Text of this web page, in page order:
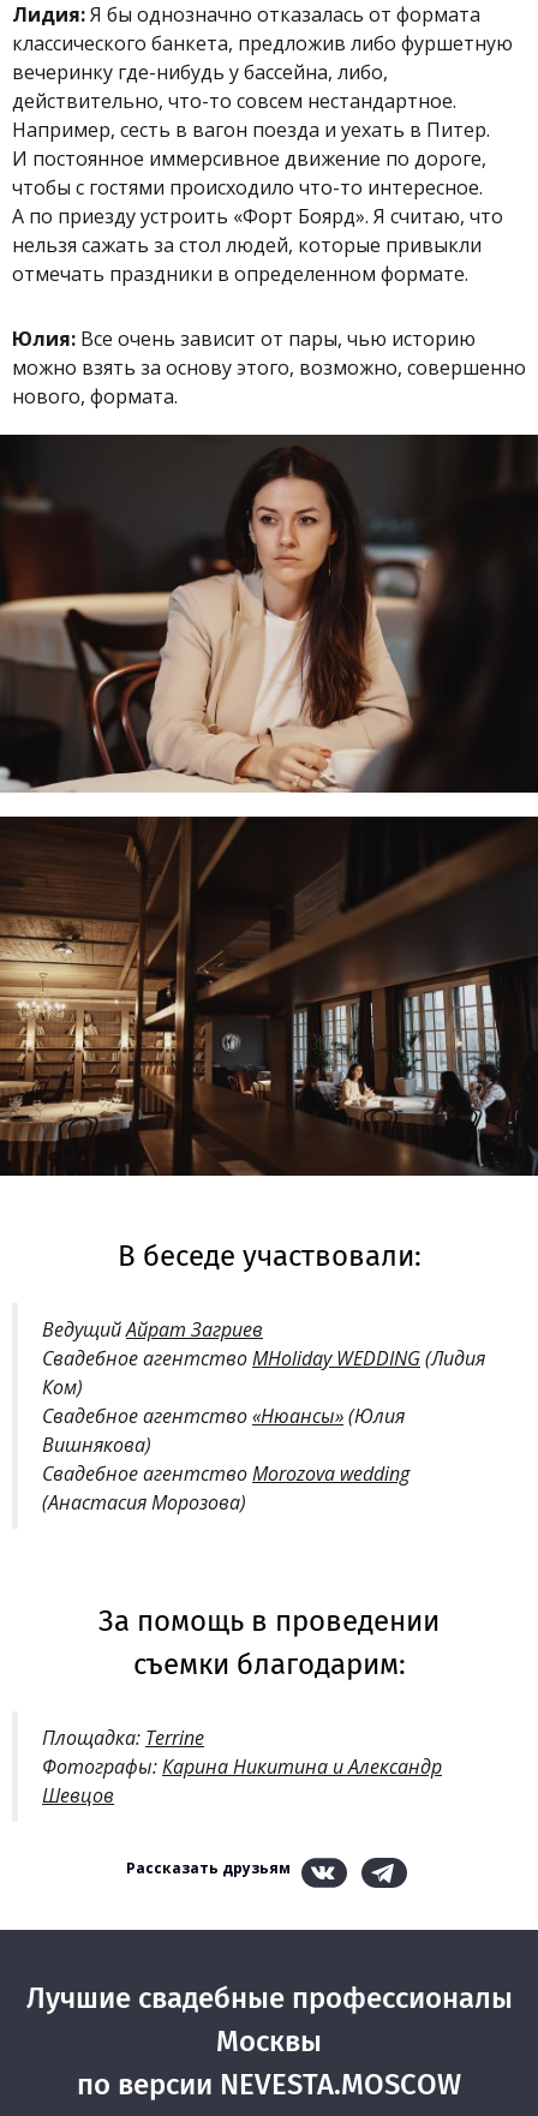
Лидия:Я бы однозначно отказалась от формата
классического банкета, предложив либо фуршетную
вечеринку где-нибудь у бассейна, либо,
действительно, что-то совсем нестандартное.
Например, сесть в вагон поезда и уехать в Питер.
И постоянное иммерсивное движение по дороге,
чтобы с гостями происходило что-то интересное.
А по приезду устроить «Форт Боярд». Я считаю, что
нельзя сажать за стол людей, которые привыкли
отмечать праздники в определенном формате.
Юлия: Все очень зависит от пары, чью историю
можно взять за основу этого, возможно, совершенно
нового, формата.
В беседе участвовали:
ВедущийАйрат Загриев
Свадебное агентствоMHoliday WEDDING(Лидия
Ком)
Свадебное агентство«Нюансы»(Юлия
Вишнякова)
Свадебное агентствоMorozova wedding
(Анастасия Морозова)
За помощь в проведении
съемки благодарим:
Площадка: Terrine
Фотографы:Карина Никитина и Александр
Шевцов
Рассказать друзьям
Лучшие свадебные профессионалы
Москвы
по версии NEVESTA.MOSCOW